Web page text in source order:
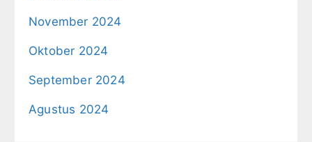
November 2024
Oktober 2024
September 2024
Agustus 2024